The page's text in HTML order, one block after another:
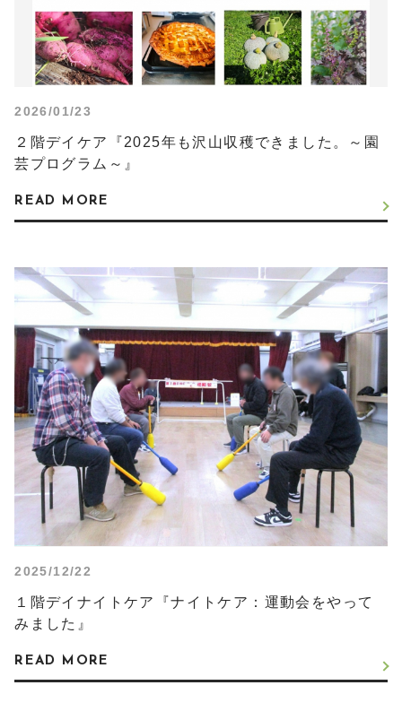
2026/01/23
２階デイケア『2025年も沢山収穫できました。～園
芸プログラム～』
READ MORE
2025/12/22
１階デイナイトケア『ナイトケア：運動会をやって
みました』
READ MORE